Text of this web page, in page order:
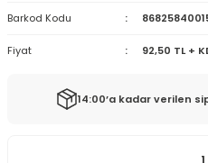
Barkod Kodu
Fiyat 92,50 TL +
14:00’a kadar verilen